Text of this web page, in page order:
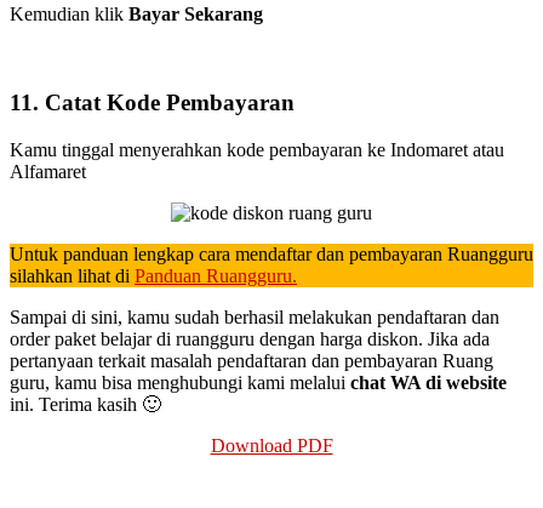
Kemudian klik Bayar Sekarang
11. Catat Kode Pembayaran
Kamu tinggal menyerahkan kode pembayaran ke Indomaret atau
Alfamaret
Untuk panduan lengkap cara mendaftar dan pembayaran Ruangguru
silahkan lihat di Panduan Ruangguru.
Sampai di sini, kamu sudah berhasil melakukan pendaftaran dan
order paket belajar di ruangguru dengan harga diskon. Jika ada
pertanyaan terkait masalah pendaftaran dan pembayaran Ruang
guru, kamu bisa menghubungi kami melalui chat WA di website
ini. Terima kasih 🙂
Download PDF